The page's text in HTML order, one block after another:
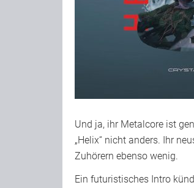
Und ja, ihr Metalcore ist
„Helix“ nicht anders. Ihr
Zuhörern ebenso wenig.
Ein futuristisches Intro